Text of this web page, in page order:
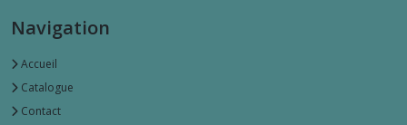
Navigation
Accueil
Catalogue
Contact